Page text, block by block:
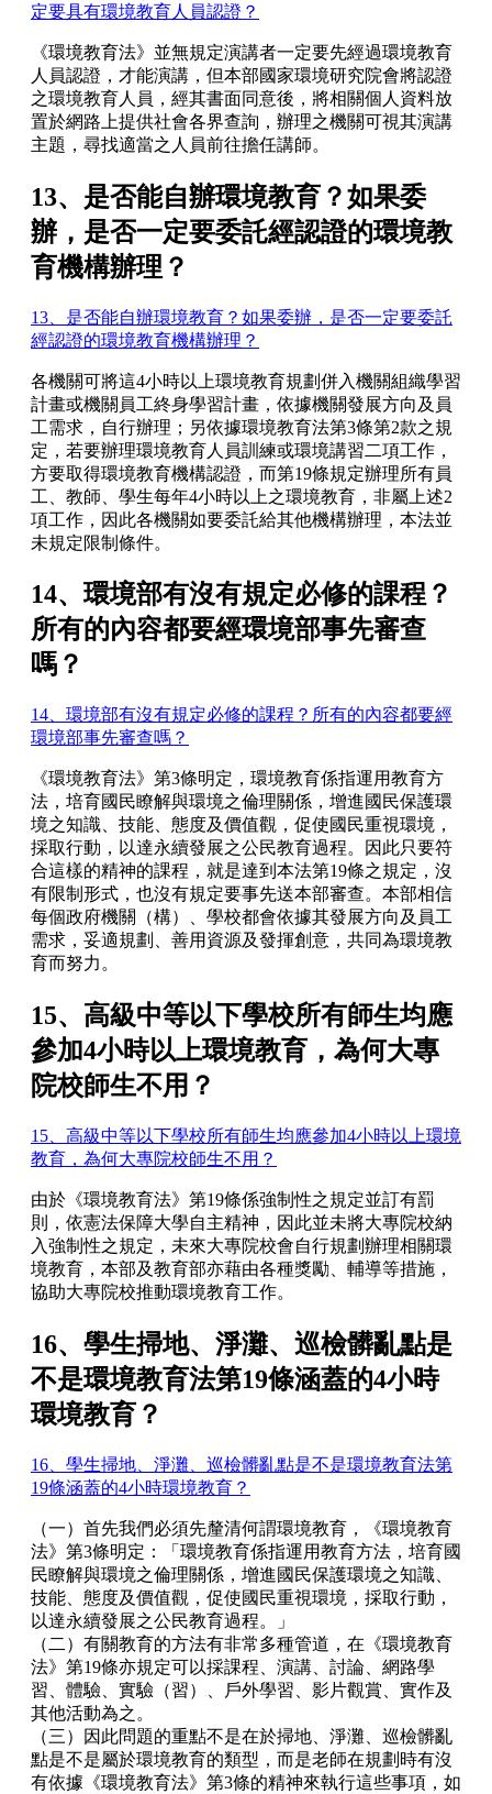
定要具有環境教育人員認證？
《環境教育法》並無規定演講者一定要先經過環境教育
人員認證，才能演講，但本部國家環境研究院會將認證
之環境教育人員，經其書面同意後，將相關個人資料放
置於網路上提供社會各界查詢，辦理之機關可視其演講
主題，尋找適當之人員前往擔任講師。
13、是否能自辦環境教育？如果委
辦，是否一定要委託經認證的環境教
育機構辦理？
13、是否能自辦環境教育？如果委辦，是否一定要委託
經認證的環境教育機構辦理？
各機關可將這4小時以上環境教育規劃併入機關組織學習
計畫或機關員工終身學習計畫，依據機關發展方向及員
工需求，自行辦理；另依據環境教育法第3條第2款之規
定，若要辦理環境教育人員訓練或環境講習二項工作，
方要取得環境教育機構認證，而第19條規定辦理所有員
工、教師、學生每年4小時以上之環境教育，非屬上述2
項工作，因此各機關如要委託給其他機構辦理，本法並
未規定限制條件。
14、環境部有沒有規定必修的課程？
所有的內容都要經環境部事先審查
嗎？
14、環境部有沒有規定必修的課程？所有的內容都要經
環境部事先審查嗎？
《環境教育法》第3條明定，環境教育係指運用教育方
法，培育國民瞭解與環境之倫理關係，增進國民保護環
境之知識、技能、態度及價值觀，促使國民重視環境，
採取行動，以達永續發展之公民教育過程。因此只要符
合這樣的精神的課程，就是達到本法第19條之規定，沒
有限制形式，也沒有規定要事先送本部審查。本部相信
每個政府機關（構）、學校都會依據其發展方向及員工
需求，妥適規劃、善用資源及發揮創意，共同為環境教
育而努力。
15、高級中等以下學校所有師生均應
參加4小時以上環境教育，為何大專
院校師生不用？
15、高級中等以下學校所有師生均應參加4小時以上環境
教育，為何大專院校師生不用？
由於《環境教育法》第19條係強制性之規定並訂有罰
則，依憲法保障大學自主精神，因此並未將大專院校納
入強制性之規定，未來大專院校會自行規劃辦理相關環
境教育，本部及教育部亦藉由各種獎勵、輔導等措施，
協助大專院校推動環境教育工作。
16、學生掃地、淨灘、巡檢髒亂點是
不是環境教育法第19條涵蓋的4小時
環境教育？
16、學生掃地、淨灘、巡檢髒亂點是不是環境教育法第
19條涵蓋的4小時環境教育？
（一）首先我們必須先釐清何謂環境教育，《環境教育
法》第3條明定：「環境教育係指運用教育方法，培育國
民瞭解與環境之倫理關係，增進國民保護環境之知識、
技能、態度及價值觀，促使國民重視環境，採取行動，
以達永續發展之公民教育過程。」
（二）有關教育的方法有非常多種管道，在《環境教育
法》第19條亦規定可以採課程、演講、討論、網路學
習、體驗、實驗（習）、戶外學習、影片觀賞、實作及
其他活動為之。
（三）因此問題的重點不是在於掃地、淨灘、巡檢髒亂
點是不是屬於環境教育的類型，而是老師在規劃時有沒
有依據《環境教育法》第3條的精神來執行這些事項，如